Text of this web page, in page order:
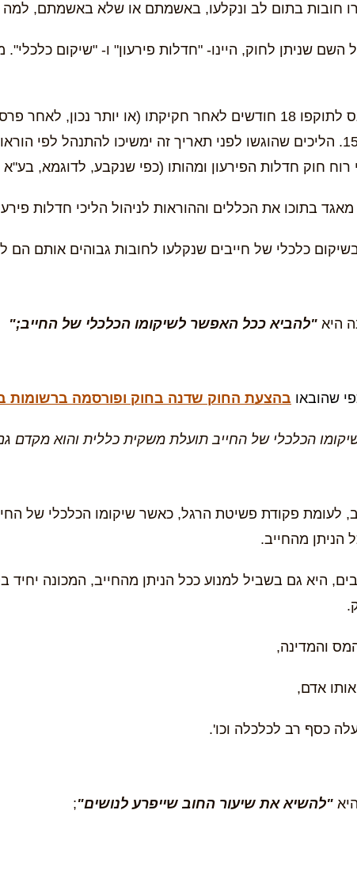
חובות בתום לב ונקלעו, באשמתם או שלא באשמתם, למה
שניתן לחוק, היינו- "חדלות פירעון" ו- "שיקום כלכלי".
בסעיף 373 לחוק נקבעו הוראות המעבר שלו לפיהן החוק נכנס לתוקפו 18 חודשים
שמן החודש של הליכי פשיטת רגל, שיוגשו לאחר ה- 15.9.2019. הליכים שהוגשו לפני
(כפי שנקבע, לדוגמא, בע"א 8263/16 אור סיטי נדל"ן, מקבוצת ענבל אור נ' ארז).
בתוכו את הכללים וההוראות לניהול הליכי חדלות
כלכלי של חייבים שנקלעו לחובות גבוהים אותם הם
היא "להביא ככל האפשר לשיקומו הכלכלי של החייב;"
שהובאו בהצעת החוק שדנה בחוק ופורסמה ברשומות ב-
הכלכלי של החייב תועלת משקית כללית והוא מקדם
לעומת פקודת פשיטת הרגל, כאשר שיקומו הכלכלי של
הניתן מהחייב.
היא גם בשביל למנוע ככל הניתן מהחייב, המכונה
והמדינה,
אדם,
כסף רב לכלכלה וכו'.
היא "להשיא את שיעור החוב שייפרע לנושים";